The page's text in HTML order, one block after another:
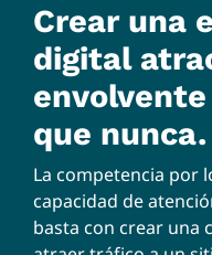
Crear una
digital
que nunca.
La competencia por
capacidad de
basta con crear una